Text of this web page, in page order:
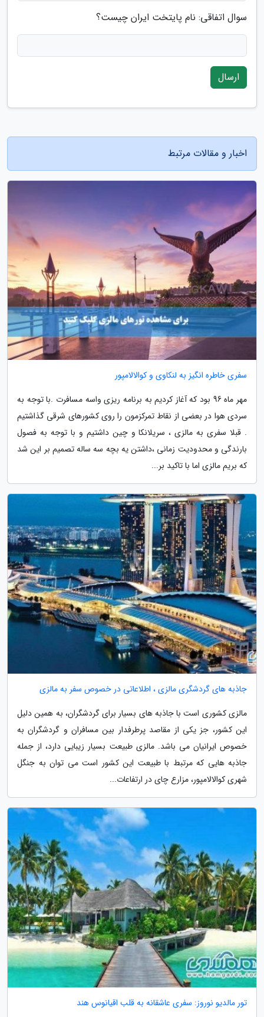
سوال اتفاقی: نام پایتخت ایران چیست؟
ارسال
اخبار و مقالات مرتبط
سفری خاطره انگیز به لنکاوی و کوالالامپور
مهر ماه 96 بود که آغاز کردیم به برنامه ریزی واسه مسافرت .با توجه به
سردی هوا در بعضی از نقاط تمرکزمون را روی کشورهای شرقی گذاشتیم
. قبلا سفری به مالزی ، سریلانکا و چین داشتیم و با توجه به فصول
بارندگی و محدودیت زمانی ،داشتن یه بچه سه ساله تصمیم بر این شد
که بریم مالزی اما با تاکید بر...
جاذبه های گردشگری مالزی ، اطلاعاتی در خصوص سفر به مالزی
مالزی کشوری است با جاذبه های بسیار برای گردشگران، به همین دلیل
این کشور، جز یکی از مقاصد پرطرفدار بین مسافران و گردشگران به
خصوص ایرانیان می باشد. مالزی طبیعت بسیار زیبایی دارد، از جمله
جاذبه هایی که مرتبط با طبیعت این کشور است می توان به جنگل
شهری کوالالامپور، مزارع چای در ارتفاعات...
تور مالدیو نوروز: سفری عاشقانه به قلب اقیانوس هند